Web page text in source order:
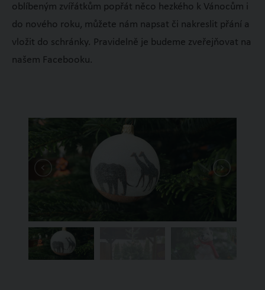
oblíbeným zvířátkům popřát něco hezkého k Vánocům i
do nového roku, můžete nám napsat či nakreslit přání a
vložit do schránky. Pravidelně je budeme zveřejňovat na
našem Facebooku.